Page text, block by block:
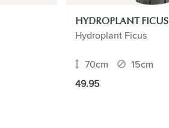
HYDROPLANT FICUS
Hydroplant Ficus
70cm
15cm
49.95